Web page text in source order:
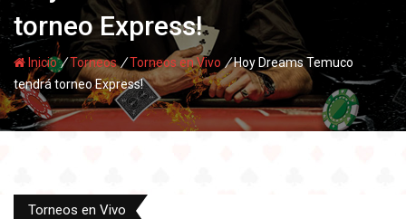
torneo Express!
Inicio/Torneos/Torneos en Vivo /Hoy Dreams Temuco
tendrá torneo Express!
Torneos en Vivo